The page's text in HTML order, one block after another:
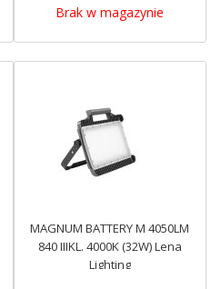
Brak w magazynie
MAGNUM BATTERY M 4050LM
840 IIIKL. 4000K (32W) Lena
Lighting